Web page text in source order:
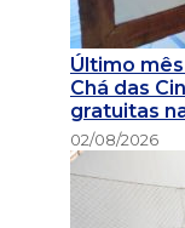
Último
Chá das
gratuitas
02/08/2026